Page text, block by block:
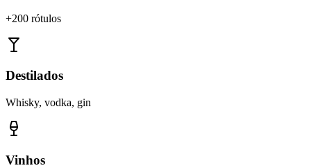
+200 rótulos
Destilados
Whisky, vodka, gin
Vinhos